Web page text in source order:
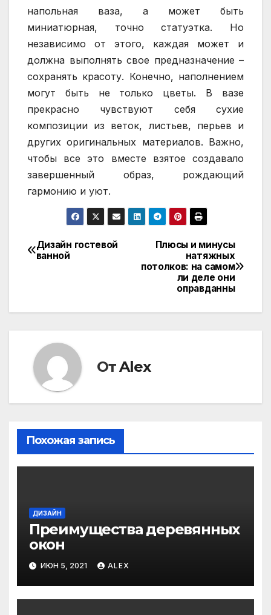
напольная ваза, а может быть
миниатюрная, точно статуэтка. Но
независимо от этого, каждая может и
должна выполнять свое предназначение –
сохранять красоту. Конечно, наполнением
могут быть не только цветы. В вазе
прекрасно чувствуют себя сухие
композиции из веток, листьев, перьев и
других оригинальных материалов. Важно,
чтобы все это вместе взятое создавало
завершенный образ, рождающий
гармонию и уют.
Навигация
Плюсы и минусы
натяжных
потолков: на самом
ли деле они
оправданны
Дизайн гостевой
ванной
ОтAlex
Похожая запись
ДИЗАЙН
Преимущества деревянных
окон
ИЮН 5, 2021 ALEX